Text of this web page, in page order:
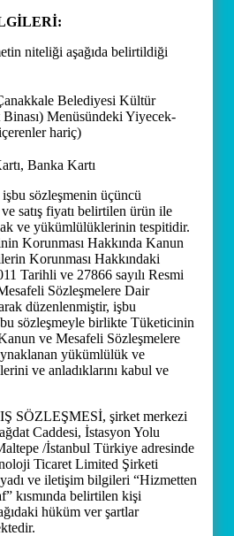
niteliği aşağıda belirtildiği
Belediyesi Kültür
Menüsündeki Yiyecek-
hariç)
Banka Kartı
sözleşmenin üçüncü
satış fiyatı belirtilen ürün ile
ve yükümlülüklerinin tespitidir.
Korunması Hakkında Kanun
Korunması Hakkındaki
Tarihli ve 27866 sayılı Resmi
Sözleşmelere Dair
düzenlenmiştir, işbu
sözleşmeyle birlikte Tüketicinin
ve Mesafeli Sözleşmelere
yükümlülük ve
ve anladıklarını kabul ve
SÖZLEŞMESİ, şirket merkezi
Caddesi, İstasyon Yolu
/İstanbul Türkiye adresinde
Ticaret Limited Şirketi
ve iletişim bilgileri “Hizmetten
kısmında belirtilen kişi
hüküm ver şartlar